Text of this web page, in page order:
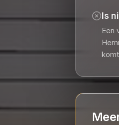
Is
Een